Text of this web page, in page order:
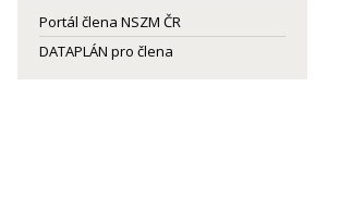
Portál člena NSZM ČR
DATAPLÁN pro člena